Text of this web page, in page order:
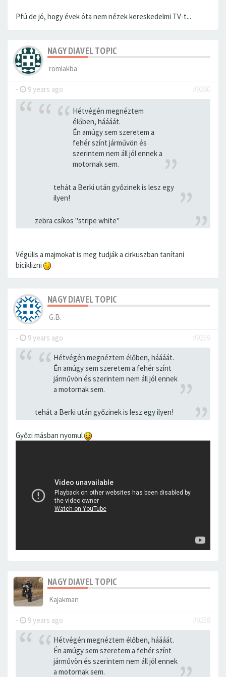
Pfú de jó, hogy évek óta nem nézek kereskedelmi TV-t...
NAGY DIAVEL TOPIC
romlakba
- 9 years ago #9260
Hétvégén megnéztem
élőben, háááát.
Én amúgy sem szeretem a
fehér színt járművön és
szerintem nem áll jól ennek a
motornak sem.
tehát a Berki után győzinek is lesz egy
ilyen!
zebra csíkos "stripe white"
Végülis a majmokat is meg tudják a cirkuszban tanítani
biciklizni
NAGY DIAVEL TOPIC
G.B.
- 9 years ago #9259
Hétvégén megnéztem élőben, háááát.
Én amúgy sem szeretem a fehér színt
járművön és szerintem nem áll jól ennek
a motornak sem.
tehát a Berki után győzinek is lesz egy ilyen!
Győzi másban nyomul
NAGY DIAVEL TOPIC
Kajakman
- 9 years ago #9258
Hétvégén megnéztem élőben, háááát.
Én amúgy sem szeretem a fehér színt
járművön és szerintem nem áll jól ennek
a motornak sem.